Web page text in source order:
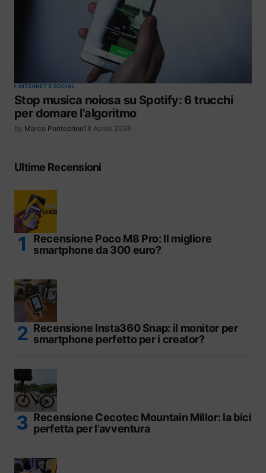
INTERNET E SOCIAL
Stop musica noiosa su Spotify: 6 trucchi
per domare l’algoritmo
by Marco Ponteprino18 Aprile 2026
Ultime Recensioni
Recensione Poco M8 Pro: Il migliore
smartphone da 300 euro?
Recensione Insta360 Snap: il monitor per
smartphone perfetto per i creator?
Recensione Cecotec Mountain Millor: la bici
perfetta per l’avventura